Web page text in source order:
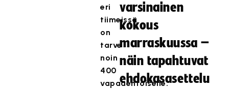
eri
tiimeissä
on
tarve
noin
400
vapaaehtoiselle.
varsinainen
kokous
marraskuussa –
näin tapahtuvat
ehdokasasettelu